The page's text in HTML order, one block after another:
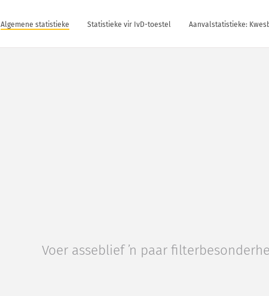
Algemene statistieke Statistieke vir IvD-toestel Aanvalstatistieke:
Voer asseblief ’n paar